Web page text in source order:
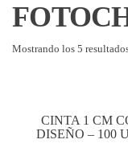
Mostrando los 5
CINTA 1 CM
DISEÑO – 100